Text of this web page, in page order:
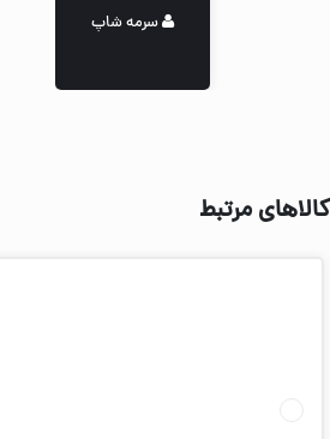
سرمه شاپ
کالاهای مرتبط